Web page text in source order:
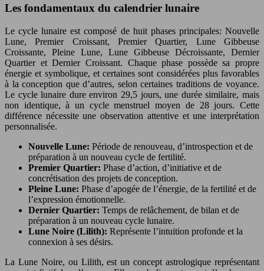
Les fondamentaux du calendrier lunaire
Le cycle lunaire est composé de huit phases principales: Nouvelle
Lune, Premier Croissant, Premier Quartier, Lune Gibbeuse
Croissante, Pleine Lune, Lune Gibbeuse Décroissante, Dernier
Quartier et Dernier Croissant. Chaque phase possède sa propre
énergie et symbolique, et certaines sont considérées plus favorables
à la conception que d’autres, selon certaines traditions de voyance.
Le cycle lunaire dure environ 29,5 jours, une durée similaire, mais
non identique, à un cycle menstruel moyen de 28 jours. Cette
différence nécessite une observation attentive et une interprétation
personnalisée.
Nouvelle Lune: Période de renouveau, d’introspection et de
préparation à un nouveau cycle de fertilité.
Premier Quartier: Phase d’action, d’initiative et de
concrétisation des projets de conception.
Pleine Lune: Phase d’apogée de l’énergie, de la fertilité et de
l’expression émotionnelle.
Dernier Quartier: Temps de relâchement, de bilan et de
préparation à un nouveau cycle lunaire.
Lune Noire (Lilith): Représente l’intuition profonde et la
connexion à ses désirs.
La Lune Noire, ou Lilith, est un concept astrologique représentant